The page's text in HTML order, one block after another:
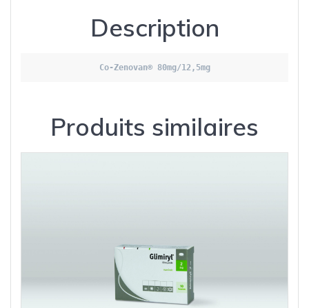
Description
Co-Zenovan® 80mg/12,5mg
Produits similaires